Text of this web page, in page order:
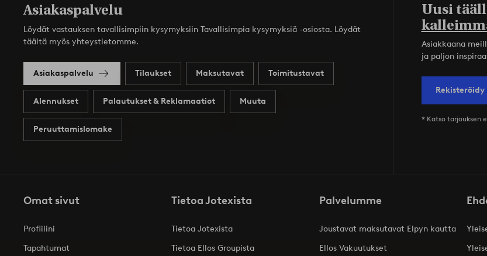
Asiakaspalvelu
Löydät vastauksen tavallisimpiin kysymyksiin Tavallisimpia kysymyksiä -osiosta. Löydät
täältä myös yhteystietomme.
Asiakaspalvelu Tilaukset Maksutavat Toimitustavat
Alennukset Palautukset & Reklamaatiot Muuta
Peruuttamislomake
Uusi
Asiakkaana
ja paljon
Rekisteröidy
* Katso tarjouksen
Omat sivut
Profiilini
Tapahtumat
Tietoa Jotexista
Tietoa Jotexista
Tietoa Ellos Groupista
Palvelumme
Joustavat maksutavat Elpyn kautta
Ellos Vakuutukset